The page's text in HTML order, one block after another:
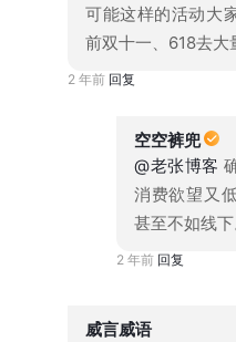
可能这样的活动大
前双十一、618去大
2 年前 回复
空空裤兜
@老张博客
消费欲望又
甚至不如线下
2 年前 回复
威言威语